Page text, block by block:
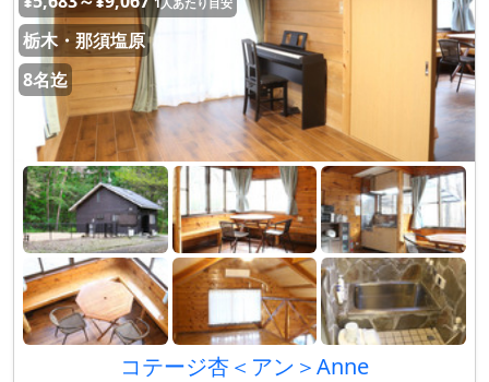
栃木・那須塩原
8名迄
コテージ杏＜アン＞Anne